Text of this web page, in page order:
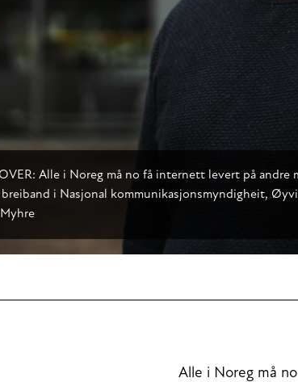
OVER: Alle i Noreg må no få internett levert på
i Nasjonal kommunikasjonsmyndigheit,
Alle i Noreg må